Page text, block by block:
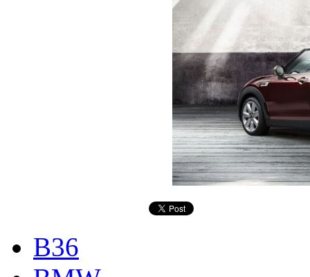
B36